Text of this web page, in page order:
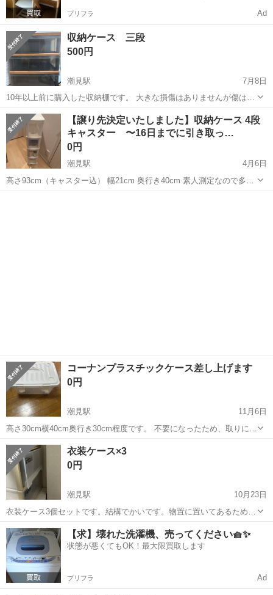
プリフラ Ad
収納ケース 三段
500円
潮見駅
7月8日
10年以上前に購入した収納棚です。 大きな損傷はありませんが傷はあ
ります。 天板は頑丈な作りになっているため、重い物を置いても歪ん
だりしずらいです。
東京 江東区 潮見駅 収納家具
【譲り先決定いたしました】収納ケース 4段
キャスター 〜16日までに引き取っ…
0円
潮見駅
4月6日
高さ93cm（キャスター込） 幅21cm 奥行き40cm 素人測定なので多少
誤差あると思います。 お気軽にお声掛けください。
コーナンプラスチックケース差し上げます
0円
潮見駅
11月6日
高さ30cm横40cm奥行き30cm程度です。 不要になったため、取りにき
てくれる方を優先にお譲りします
東京 江東区 潮見駅
衣装ケース×3
0円
潮見駅
10月23日
衣装ケース3個セットです。結構でかいです。物置に置いてあるためう
まく、写真が撮れませんでした。
東京 江東区 潮見駅 収納家具 ケース
【求】壊れた洗濯機、売ってください🧺✨
状態が悪くてもOK！最大限買取します
プリフラ Ad